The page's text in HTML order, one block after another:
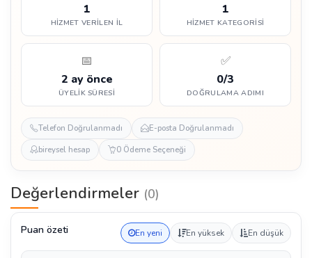
1
HIZMET VERILEN İL
1
HIZMET KATEGORISI
📅
2 ay önce
ÜYELIK SÜRESI
✅
0/3
DOĞRULAMA ADIMI
Telefon Doğrulanmadı
E-posta Doğrulanmadı
bireysel hesap
0 Ödeme Seçeneği
Değerlendirmeler (0)
Puan özeti En yeni En yüksek En düşük